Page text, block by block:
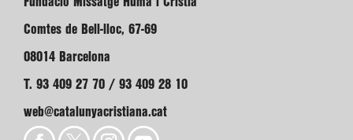
Comtes de Bell-lloc, 67-69
08014 Barcelona
T. 93 409 27 70 / 93 409 28 10
web@catalunyacristiana.cat